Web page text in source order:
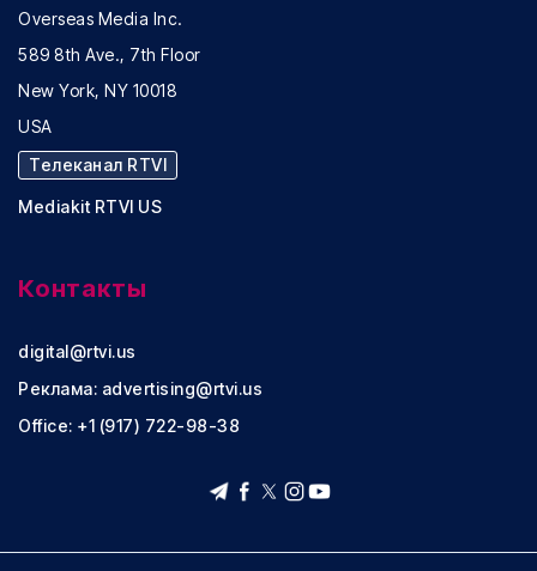
Overseas Media Inc.
589 8th Ave., 7th Floor
New York, NY 10018
USA
Телеканал RTVI
Mediakit RTVI US
Контакты
digital@rtvi.us
Реклама: advertising@rtvi.us
Office: +1 (917) 722-98-38